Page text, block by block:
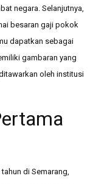
negara. Selanjutnya,
besaran gaji pokok
dapatkan sebagai
gambaran yang
oleh institusi
di Semarang,